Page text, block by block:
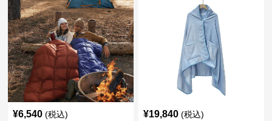
¥6,540 (税込) ¥19,840 (税込)